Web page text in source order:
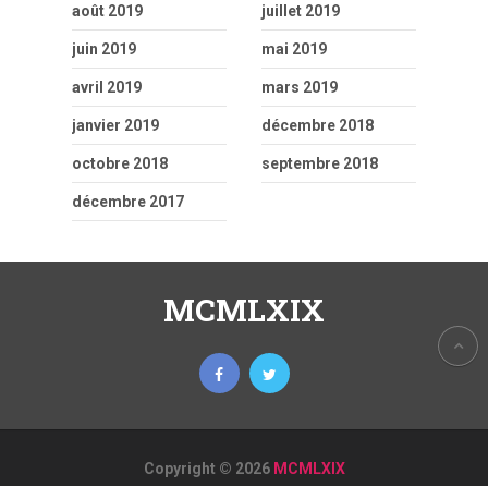
août 2019 juillet 2019
juin 2019 mai 2019
avril 2019 mars 2019
janvier 2019 décembre 2018
octobre 2018 septembre 2018
décembre 2017
MCMLXIX
Copyright © 2026 MCMLXIX